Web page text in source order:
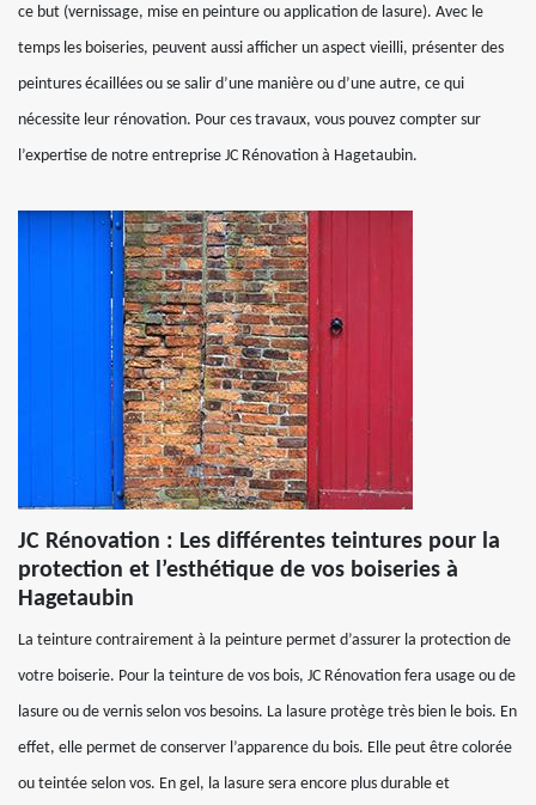
ce but (vernissage, mise en peinture ou application de lasure). Avec le
temps les boiseries, peuvent aussi afficher un aspect vieilli, présenter des
peintures écaillées ou se salir d’une manière ou d’une autre, ce qui
nécessite leur rénovation. Pour ces travaux, vous pouvez compter sur
l’expertise de notre entreprise JC Rénovation à Hagetaubin.
JC Rénovation : Les différentes teintures pour la
protection et l’esthétique de vos boiseries à
Hagetaubin
La teinture contrairement à la peinture permet d’assurer la protection de
votre boiserie. Pour la teinture de vos bois, JC Rénovation fera usage ou de
lasure ou de vernis selon vos besoins. La lasure protège très bien le bois. En
effet, elle permet de conserver l’apparence du bois. Elle peut être colorée
ou teintée selon vos. En gel, la lasure sera encore plus durable et